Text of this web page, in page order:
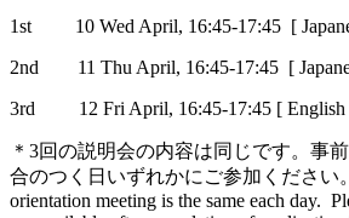
1st 10 Wed April, 16:45-17:45 [
2nd 11 Thu April, 16:45-17:45 [
3rd 12 Fri April, 16:45-17:45 [ English
＊3回の説明会の内容は同じです。事
合のつく日いずれかにご参加ください
orientation meeting is the same each day.